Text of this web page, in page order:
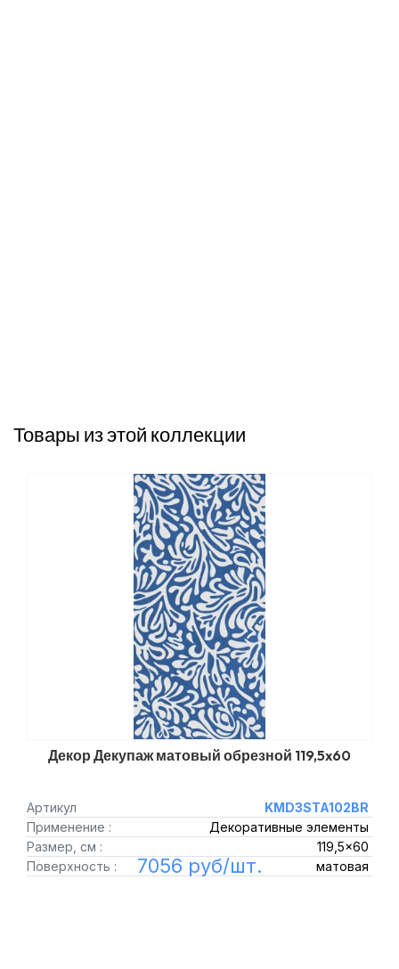
Товары из этой коллекции
Декор Декупаж матовый обрезной 119,5x60
Артикул
KMD3STA102BR
Применение :
Декоративные элементы
Размер, см :
119,5x60
Поверхность :
матовая
7056 руб/шт.